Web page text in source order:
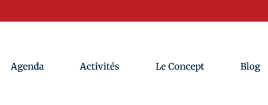
Agenda Activités Le Concept Blog